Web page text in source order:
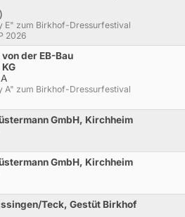
E" zum Birkhof-Dressurfestival
2026
der EB-Bau
A" zum Birkhof-Dressurfestival
GmbH, Kirchheim
GmbH, Kirchheim
Teck, Gestüt Birkhof